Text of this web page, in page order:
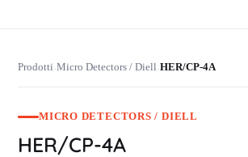
Prodotti›Micro Detectors / Diell›HER/CP-4A
MICRO DETECTORS / DIELL
HER/CP-4A